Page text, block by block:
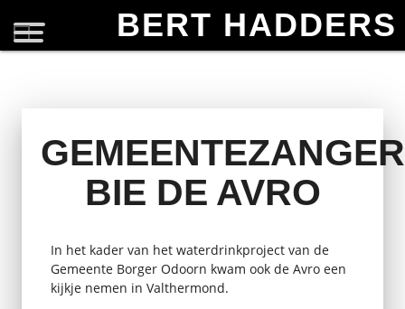
BERT HADDERS
GEMEENTEZANGER
BIE DE AVRO
In het kader van het waterdrinkproject van de
Gemeente Borger Odoorn kwam ook de Avro een
kijkje nemen in Valthermond.